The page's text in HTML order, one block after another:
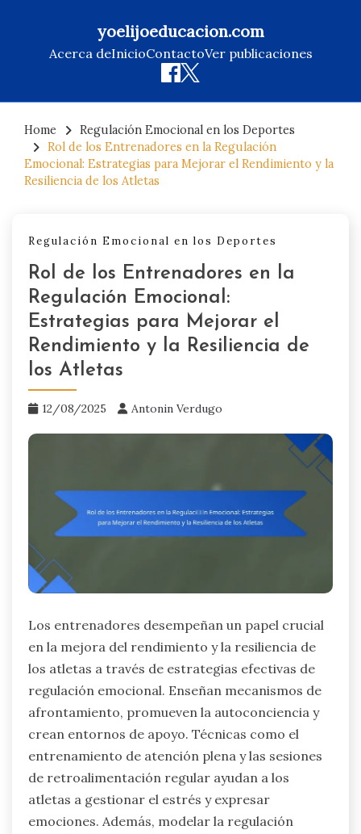
yoelijoeducacion.com
Acerca deInicioContactoVer publicaciones
content
Home
Regulación Emocional en los Deportes
Rol de los Entrenadores en la Regulación
Emocional: Estrategias para Mejorar el Rendimiento y la
Resiliencia de los Atletas
Regulación Emocional en los Deportes
Rol de los Entrenadores en la
Regulación Emocional:
Estrategias para Mejorar el
Rendimiento y la Resiliencia de
los Atletas
12/08/2025 Antonin Verdugo
Los entrenadores desempeñan un papel crucial
en la mejora del rendimiento y la resiliencia de
los atletas a través de estrategias efectivas de
regulación emocional. Enseñan mecanismos de
afrontamiento, promueven la autoconciencia y
crean entornos de apoyo. Técnicas como el
entrenamiento de atención plena y las sesiones
de retroalimentación regular ayudan a los
atletas a gestionar el estrés y expresar
emociones. Además, modelar la regulación